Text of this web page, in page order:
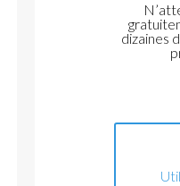
dizaines